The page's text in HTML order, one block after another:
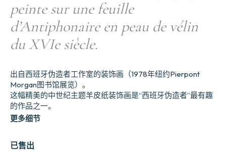
peinte sur une feuille
d’Antiphonaire en peau de vélin
du XVIe siècle.
已售出
出自西班牙伪造者工作室的装饰画（1978年纽约Pierpont
Morgan图书馆展览）。
这幅精美的中世纪主题羊皮纸装饰画是“西班牙伪造者”最有趣
的作品之一。
更多细节